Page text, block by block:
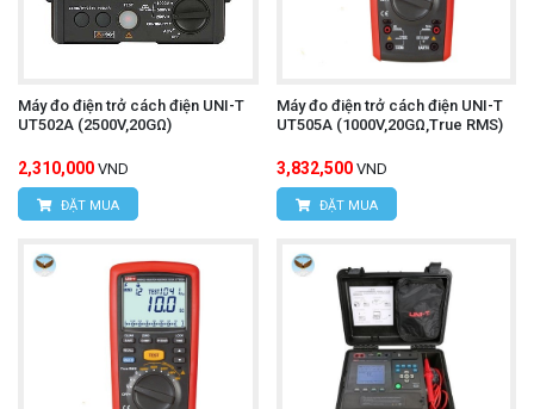
Máy đo điện trở cách điện UNI-T
UT502A (2500V,20GΩ)
2,310,000 VND
ĐẶT MUA
Máy đo điện trở cách điện UNI-T
UT505A (1000V,20GΩ,True RMS)
3,832,500 VND
ĐẶT MUA